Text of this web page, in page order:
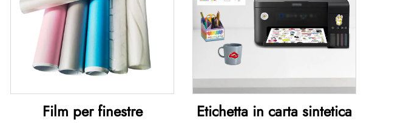
Film per finestre
Etichetta in carta sintetica